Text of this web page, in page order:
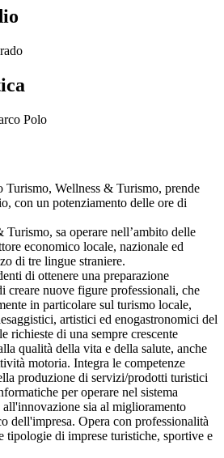
Polo
Turismo, Wellness & Turismo, prende
con un potenziamento delle ore di
sa operare nell’ambito delle
economico locale, nazionale ed
di tre lingue straniere.
di ottenere una preparazione
creare nuove figure professionali, che
in particolare sul turismo locale,
artistici ed enogastronomici del
richieste di una sempre crescente
qualità della vita e della salute, anche
motoria. Integra le competenze
produzione di servizi/prodotti turistici
per operare nel sistema
sia al miglioramento
dell'impresa. Opera con professionalità
tipologie di imprese turistiche, sportive e